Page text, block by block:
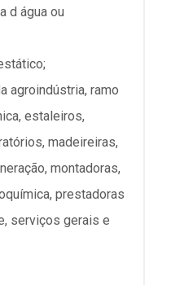
d água ou
agroindústria, ramo
estaleiros,
madeireiras,
montadoras,
prestadoras
serviços gerais e